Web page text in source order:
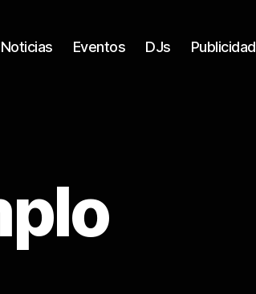
Noticias Eventos DJs Publicidad